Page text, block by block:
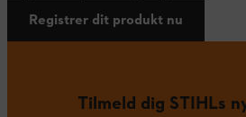
Registrer dit produkt nu
Tilmeld dig STIHLs